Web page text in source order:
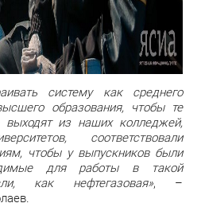
систему как среднего
образования, чтобы те
выходят из наших колледжей,
соответствовали
чтобы у выпускников были
для работы в такой
как нефтегазовая», –